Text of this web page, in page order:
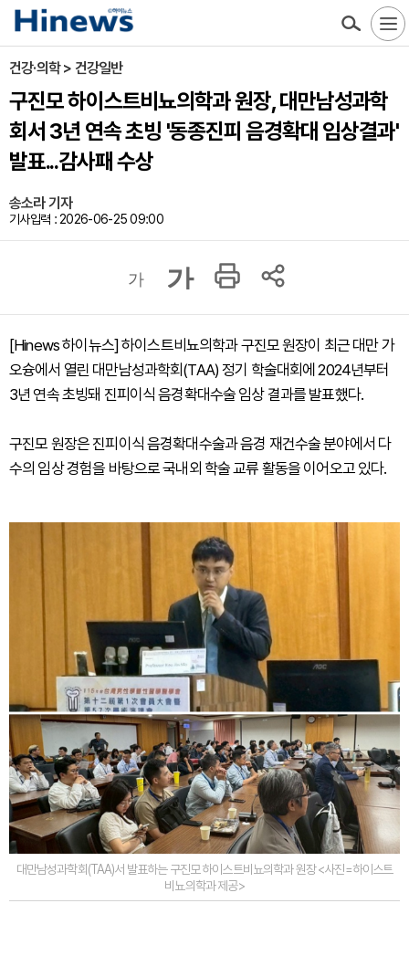
건강·의학 > 건강일반
구진모 하이스트비뇨의학과 원장, 대만남성과학
회서 3년 연속 초빙 '동종진피 음경확대 임상결과'
발표...감사패 수상
송소라 기자
기사입력 : 2026-06-25 09:00
가 가
[Hinews 하이뉴스] 하이스트비뇨의학과 구진모 원장이 최근 대만 가
오슝에서 열린 대만남성과학회(TAA) 정기 학술대회에 2024년부터
3년 연속 초빙돼 진피이식 음경확대수술 임상 결과를 발표했다.
구진모 원장은 진피이식 음경확대수술과 음경 재건수술 분야에서 다
수의 임상 경험을 바탕으로 국내외 학술 교류 활동을 이어오고 있다.
대만남성과학회(TAA)서 발표하는 구진모 하이스트비뇨의학과 원장 <사진=하이스트
비뇨의학과 제공>